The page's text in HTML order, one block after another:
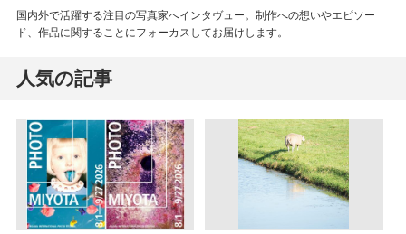
国内外で活躍する注目の写真家へインタヴュー。制作への想いやエピソー
ド、作品に関することにフォーカスしてお届けします。
人気の記事